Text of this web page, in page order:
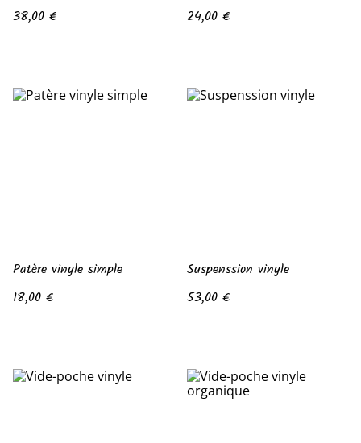
38,00 €
24,00 €
Patère vinyle simple
18,00 €
Suspenssion vinyle
53,00 €